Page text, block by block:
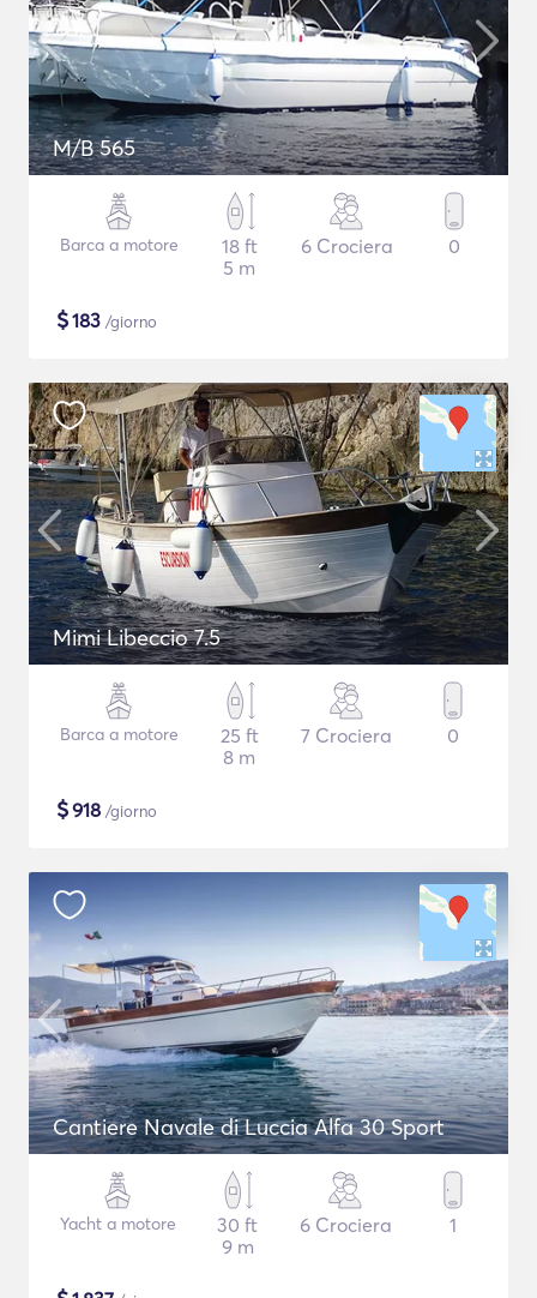
M/B 565
Barca a motore
18 ft
5 m
6 Crociera 0
$183 /giorno
Mimi Libeccio 7.5
Barca a motore
25 ft
8 m
7 Crociera 0
$918 /giorno
Cantiere Navale di Luccia Alfa 30 Sport
Yacht a motore
30 ft
9 m
6 Crociera 1